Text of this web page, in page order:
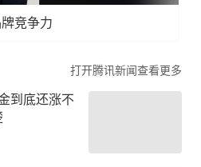
竞争力
打开腾讯新闻查看更多
到底还涨不